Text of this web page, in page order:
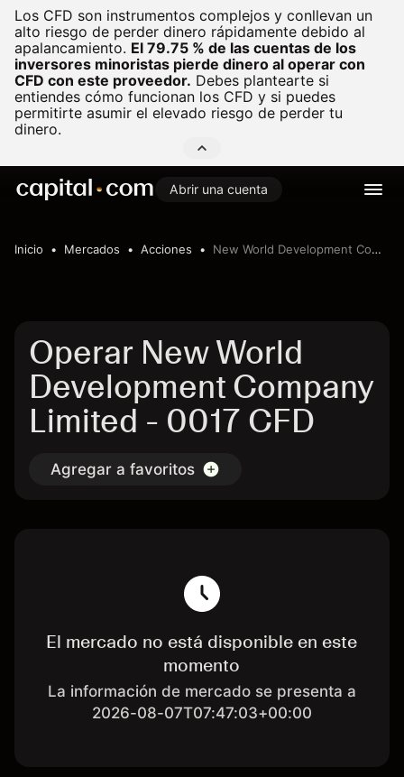
Los CFD son instrumentos complejos y conllevan un
alto riesgo de perder dinero rápidamente debido al
apalancamiento. El 79.75 % de las cuentas de los
inversores minoristas pierde dinero al operar con
CFD con este proveedor. Debes plantearte si
entiendes cómo funcionan los CFD y si puedes
permitirte asumir el elevado riesgo de perder tu
dinero.
Abrir una cuenta
Inicio Mercados Acciones New World Development Company Limited
Operar New World
Development Company
Limited - 0017 CFD
Agregar a favoritos
El mercado no está disponible en este
momento
La información de mercado se presenta a
2026-08-07T07:47:03+00:00